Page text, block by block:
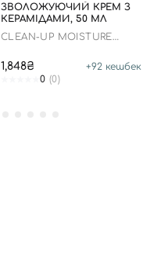
ЗВОЛОЖУЮЧИЙ КРЕМ З
КЕРАМІДАМИ, 50 МЛ
CLEAN-UP MOISTURE
1,848₴ +92 кешбек
0 (0)